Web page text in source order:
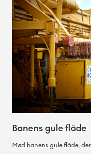
Banens gule flåde
Mød banens gule flåde,